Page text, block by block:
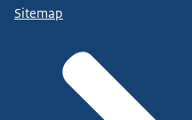
Sitemap